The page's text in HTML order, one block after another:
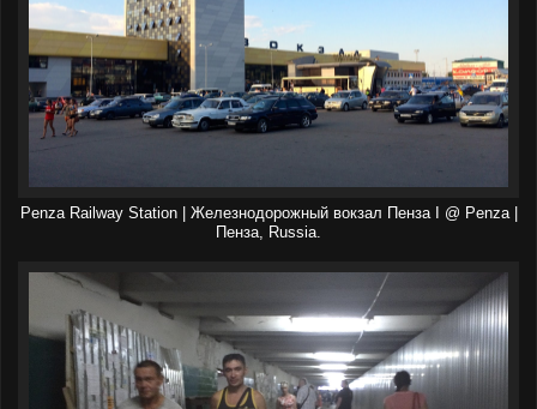
Penza Railway Station | Железнодорожный вокзал Пенза I @ Penza |
Пенза, Russia.